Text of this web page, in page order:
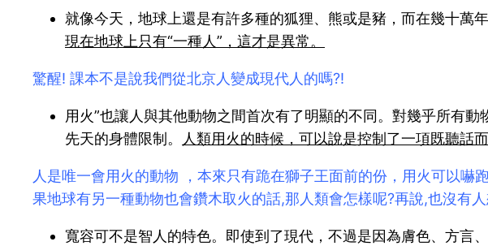
就像今天，地球上還是有許多種的狐狸、熊或是豬，而在幾十萬
現在地球上只有“一種人”，這才是異常。
驚醒! 課本不是說我們從北京人變成現代人的嗎?!
用火”也讓人與其他動物之間首次有了明顯的不同。對幾乎所有
先天的身體限制。
人類用火的時候，可以說是控制了一項既聽話
人是唯一會用火的動物 ，本來只有跪在獅子王面前的份，用火可以
果地球有另一種動物也會鑽木取火的話,那人類會怎樣呢?再說,也沒有
寬容可不是智人的特色。即使到了現代，不過是因為膚色、方言